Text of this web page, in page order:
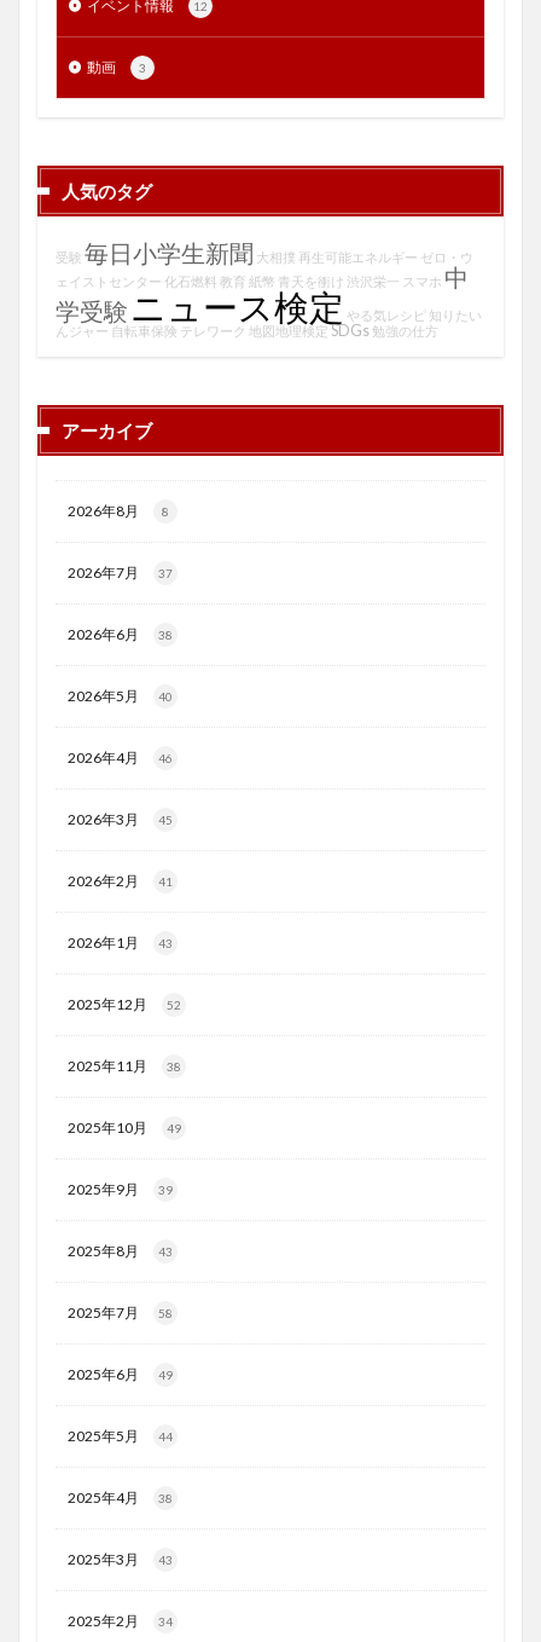
イベント情報 12
動画 3
人気のタグ
受験 毎日小学生新聞 大相撲 再生可能エネルギー ゼロ・ウ
ェイストセンター 化石燃料 教育 紙幣 青天を衝け 渋沢栄一 スマホ 中
学受験 ニュース検定 やる気レシピ 知りたい
んジャー 自転車保険 テレワーク 地図地理検定 SDGs 勉強の仕方
アーカイブ
2026年8月 8
2026年7月 37
2026年6月 38
2026年5月 40
2026年4月 46
2026年3月 45
2026年2月 41
2026年1月 43
2025年12月 52
2025年11月 38
2025年10月 49
2025年9月 39
2025年8月 43
2025年7月 58
2025年6月 49
2025年5月 44
2025年4月 38
2025年3月 43
2025年2月 34